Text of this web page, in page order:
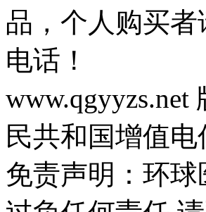
品，个人购买
电话！
www.qgyyzs.net
民共和国增值
免责声明：环